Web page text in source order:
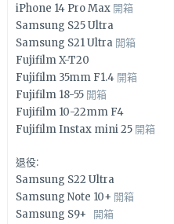
iPhone 14 Pro Max 開箱
Samsung S25 Ultra
Samsung S21 Ultra 開箱
Fujifilm X-T20
Fujifilm 35mm F1.4 開箱
Fujifilm 18-55 開箱
Fujifilm 10-22mm F4
Fujifilm Instax mini 25 開箱
退役:
Samsung S22 Ultra
Samsung Note 10+ 開箱
Samsung S9+ 開箱